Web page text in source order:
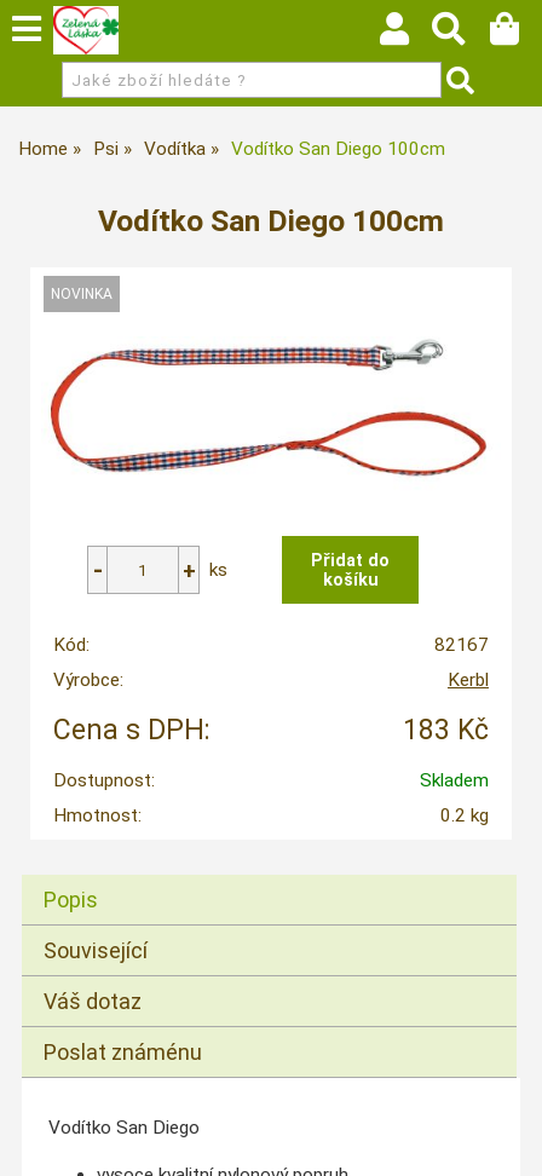
Home Psi Vodítka Vodítko San Diego 100cm
Vodítko San Diego 100cm
ks
Kód:
82167
Výrobce:
Kerbl
Cena s DPH: 183 Kč
Dostupnost:
Skladem
Hmotnost:
0.2 kg
Popis
Související
Váš dotaz
Poslat známénu
Vodítko San Diego